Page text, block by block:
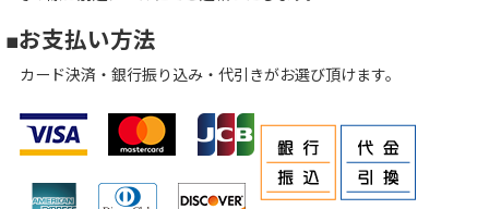
■お支払い方法
カード決済・銀行振り込み・代引きがお選び頂けます。